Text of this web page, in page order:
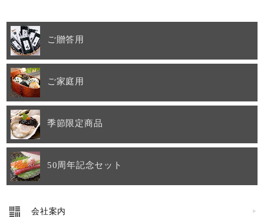
ご贈答用
ご家庭用
季節限定商品
50周年記念セット
会社案内